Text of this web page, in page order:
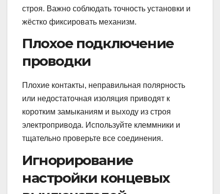
строя. Важно соблюдать точность установки и
жёстко фиксировать механизм.
Плохое подключение
проводки
Плохие контакты, неправильная полярность
или недостаточная изоляция приводят к
коротким замыканиям и выходу из строя
электропривода. Используйте клеммники и
тщательно проверьте все соединения.
Игнорирование
настройки концевых